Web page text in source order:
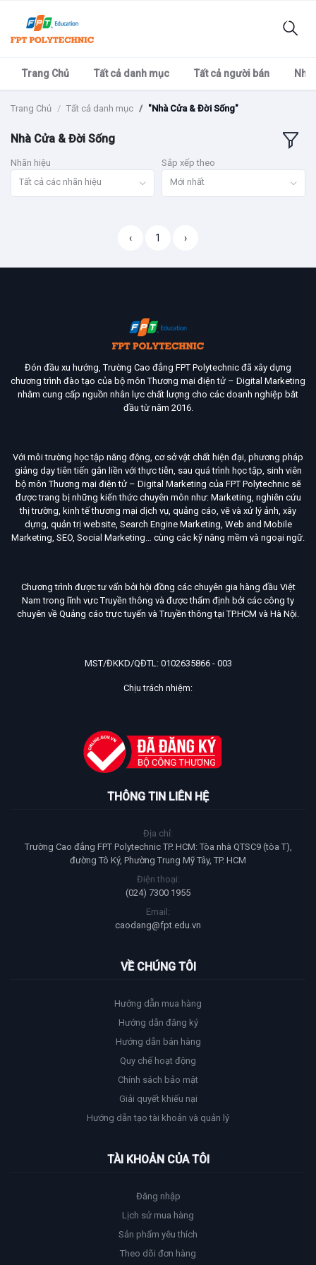
Trang Chủ Tất cả danh mục Tất cả người bán
Trang Chủ Tất cả danh mục "Nhà Cửa & Đời Sống"
Nhà Cửa & Đời Sống
Nhãn hiệu
Tất cả các nhãn hiệu
Sắp xếp theo
Mới nhất
‹ 1 ›
Đón đầu xu hướng, Trường Cao đẳng FPT Polytechnic đã xây dựng
chương trình đào tạo của bộ môn Thương mại điện tử – Digital Marketing
nhằm cung cấp nguồn nhân lực chất lượng cho các doanh nghiệp bắt
đầu từ năm 2016.
Với môi trường học tập năng động, cơ sở vật chất hiện đại, phương pháp
giảng dạy tiên tiến gắn liền với thực tiễn, sau quá trình học tập, sinh viên
bộ môn Thương mại điện tử – Digital Marketing của FPT Polytechnic sẽ
được trang bị những kiến thức chuyên môn như: Marketing, nghiên cứu
thị trường, kinh tế thương mại dịch vụ, quảng cáo, vẽ và xử lý ảnh, xây
dựng, quản trị website, Search Engine Marketing, Web and Mobile
Marketing, SEO, Social Marketing… cùng các kỹ năng mềm và ngoại ngữ.
Chương trình được tư vấn bởi hội đồng các chuyên gia hàng đầu Việt
Nam trong lĩnh vực Truyền thông và được thẩm định bởi các công ty
chuyên về Quảng cáo trực tuyến và Truyền thông tại TP.HCM và Hà Nội.
MST/ĐKKD/QĐTL: 0102635866 - 003
Chịu trách nhiệm:
THÔNG TIN LIÊN HỆ
Địa chỉ:
Trường Cao đẳng FPT Polytechnic TP. HCM: Tòa nhà QTSC9 (tòa T),
đường Tô Ký, Phường Trung Mỹ Tây, TP. HCM
Điện thoại:
(024) 7300 1955
Email:
caodang@fpt.edu.vn
VỀ CHÚNG TÔI
Hướng dẫn mua hàng
Hướng dẫn đăng ký
Hướng dẫn bán hàng
Quy chế hoạt động
Chính sách bảo mật
Giải quyết khiếu nại
Hướng dẫn tạo tài khoản và quản lý
TÀI KHOẢN CỦA TÔI
Đăng nhập
Lịch sử mua hàng
Sản phẩm yêu thích
Theo dõi đơn hàng